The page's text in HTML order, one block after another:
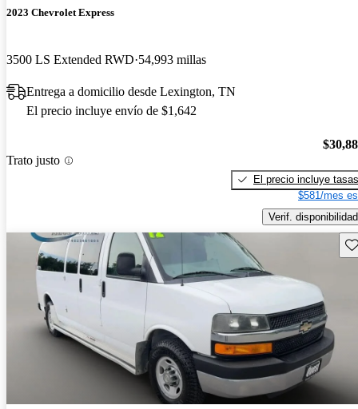
2023 Chevrolet Express
3500 LS Extended RWD 54,993 millas
Entrega a domicilio desde Lexington, TN
El precio incluye envío de $1,642
Trato justo
El precio incluye tasas
$581/mes
Verif. disponibilidad